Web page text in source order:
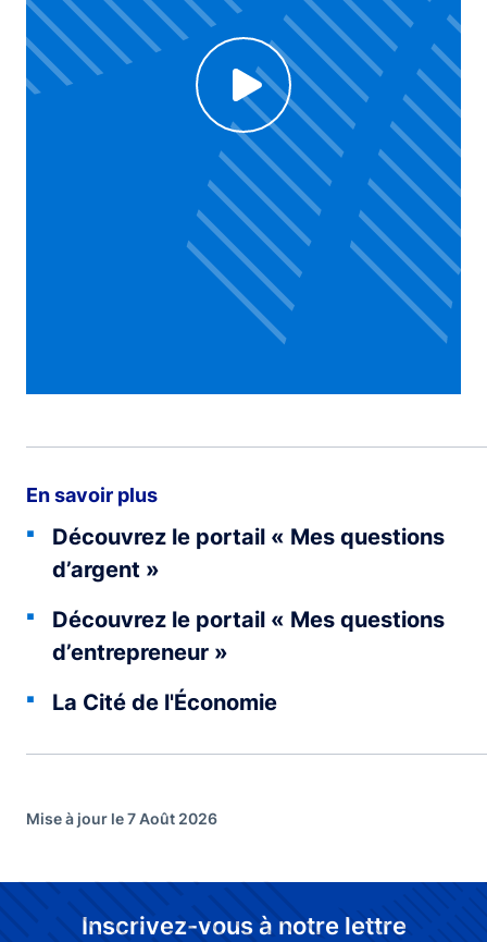
Voir la vidéo
Click to enable Youtube cookies and see content
En savoir plus
Découvrez le portail « Mes questions
d’argent »
Découvrez le portail « Mes questions
d’entrepreneur »
La Cité de l'Économie
Mise à jour le 7 Août 2026
Inscrivez-vous à notre lettre